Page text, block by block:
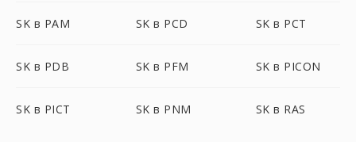
SK в PAM SK в PCD SK в PCT
SK в PDB SK в PFM SK в PICON
SK в PICT SK в PNM SK в RAS